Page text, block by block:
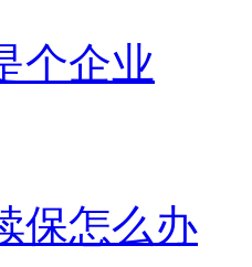
个企业
保怎么办